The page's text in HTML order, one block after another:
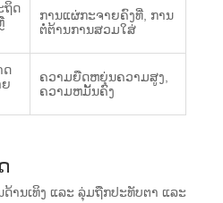
ຖິດ
ການແຜ່ກະຈາຍຄົງທີ່, ການ
ຕໍ່ຕ້ານການສວມໃສ່
ດ
ຍ
ຄວາມຍືດຫຍຸ່ນຄວາມສູງ,
ຄວາມຫມັ້ນຄົງ
ດ້ານເທິງ ແລະ ລຸ່ມຖືກປະທັບຕາ ແລະ